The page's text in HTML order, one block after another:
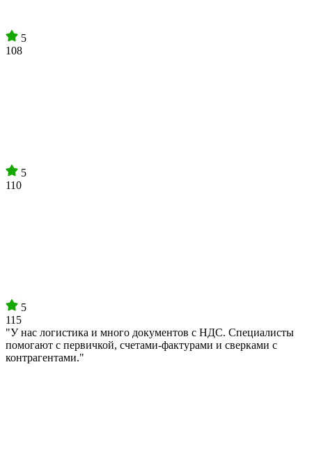
5
108
5
110
5
115
"У нас логистика и много документов с НДС. Специалисты
помогают с первичкой, счетами-фактурами и сверками с
контрагентами."